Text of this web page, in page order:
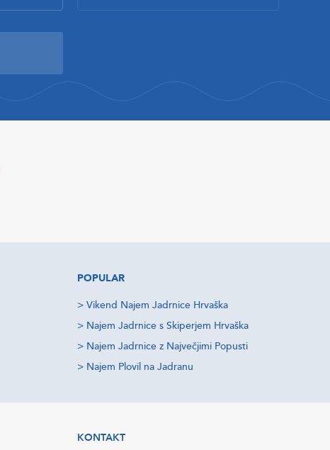
POPULAR
> Vikend Najem Jadrnice Hrvaška
> Najem Jadrnice s Skiperjem Hrvaška
> Najem Jadrnice z Največjimi Popusti
> Najem Plovil na Jadranu
KONTAKT